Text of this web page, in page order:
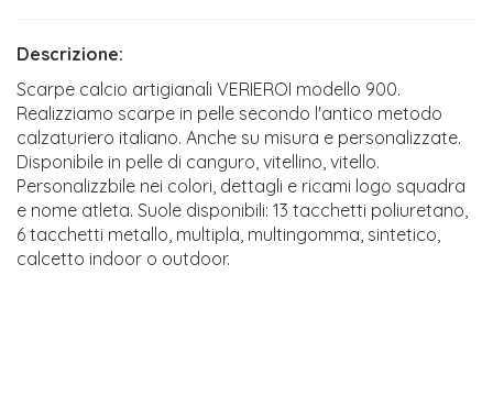
Descrizione:
Scarpe calcio artigianali VERIEROI modello 900.
Realizziamo scarpe in pelle secondo l'antico metodo
calzaturiero italiano. Anche su misura e personalizzate.
Disponibile in pelle di canguro, vitellino, vitello.
Personalizzbile nei colori, dettagli e ricami logo squadra
e nome atleta. Suole disponibili: 13 tacchetti poliuretano,
6 tacchetti metallo, multipla, multingomma, sintetico,
calcetto indoor o outdoor.